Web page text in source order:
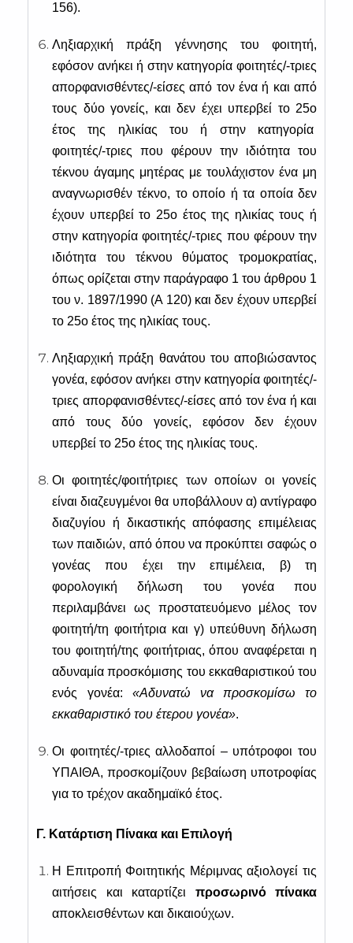
156).
Ληξιαρχική πράξη γέννησης του φοιτητή,
εφόσον ανήκει ή στην κατηγορία φοιτητές/-τριες
απορφανισθέντες/-είσες από τον ένα ή και από
τους δύο γονείς, και δεν έχει υπερβεί το 25ο
έτος της ηλικίας του ή στην κατηγορία
φοιτητές/-τριες που φέρουν την ιδιότητα του
τέκνου άγαμης μητέρας με τουλάχιστον ένα μη
αναγνωρισθέν τέκνο, το οποίο ή τα οποία δεν
έχουν υπερβεί το 25ο έτος της ηλικίας τους ή
στην κατηγορία φοιτητές/-τριες που φέρουν την
ιδιότητα του τέκνου θύματος τρομοκρατίας,
όπως ορίζεται στην παράγραφο 1 του άρθρου 1
του ν. 1897/1990 (Α 120) και δεν έχουν υπερβεί
το 25ο έτος της ηλικίας τους.
Ληξιαρχική πράξη θανάτου του αποβιώσαντος
γονέα, εφόσον ανήκει στην κατηγορία φοιτητές/-
τριες απορφανισθέντες/-είσες από τον ένα ή και
από τους δύο γονείς, εφόσον δεν έχουν
υπερβεί το 25ο έτος της ηλικίας τους.
Οι φοιτητές/φοιτήτριες των οποίων οι γονείς
είναι διαζευγμένοι θα υποβάλλουν α) αντίγραφο
διαζυγίου ή δικαστικής απόφασης επιμέλειας
των παιδιών, από όπου να προκύπτει σαφώς ο
γονέας που έχει την επιμέλεια, β) τη
φορολογική δήλωση του γονέα που
περιλαμβάνει ως προστατευόμενο μέλος τον
φοιτητή/τη φοιτήτρια και γ) υπεύθυνη δήλωση
του φοιτητή/της φοιτήτριας, όπου αναφέρεται η
αδυναμία προσκόμισης του εκκαθαριστικού του
ενός γονέα:«Αδυνατώ να προσκομίσω το
εκκαθαριστικό του έτερου γονέα».
Οι φοιτητές/-τριες αλλοδαποί – υπότροφοι του
ΥΠΑΙΘΑ, προσκομίζουν βεβαίωση υποτροφίας
για το τρέχον ακαδημαϊκό έτος.
Γ. Κατάρτιση Πίνακα και Επιλογή
Η Επιτροπή Φοιτητικής Μέριμνας αξιολογεί τις
αιτήσεις και καταρτίζει προσωρινό πίνακα
αποκλεισθέντων και δικαιούχων.